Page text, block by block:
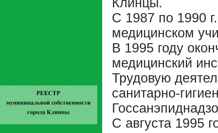
Клинцы.
С 1987 по 1990
медицинском
В 1995 году
медицинский
Трудовую
санитарно-
С августа 1995